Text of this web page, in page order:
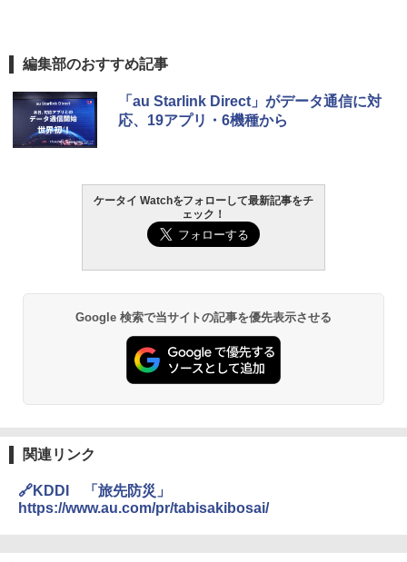
編集部のおすすめ記事
「au Starlink Direct」がデータ通信に対
応、19アプリ・6機種から
ケータイ Watchをフォローして最新記事をチ
ェック！
Google 検索で当サイトの記事を優先表示させる
関連リンク
🔗KDDI 「旅先防災」
https://www.au.com/pr/tabisakibosai/